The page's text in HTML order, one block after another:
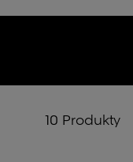
10 Produkty